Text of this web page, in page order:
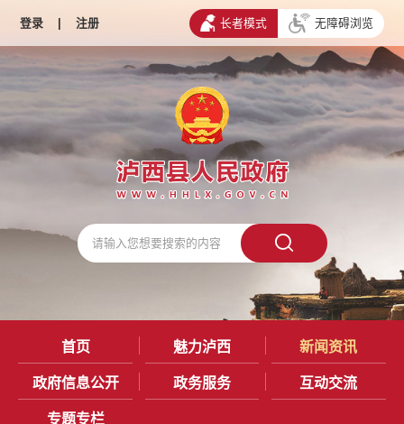
登录 | 注册 长者模式 无障碍浏览
首页 魅力泸西 新闻资讯
政府信息公开 政务服务 互动交流
专题专栏